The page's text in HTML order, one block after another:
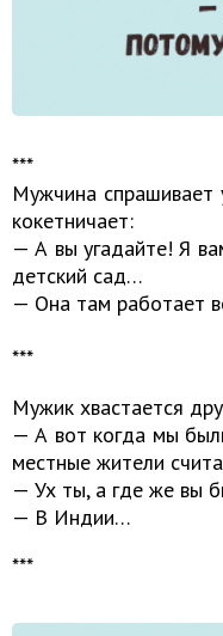
***
Мужчина
кокетничает:
— А вы угадайте! Я
детский сад…
— Она там работает
***
Мужик хвастается
— А вот когда мы
местные жители
— Ух ты, а где же вы
— В Индии…
***